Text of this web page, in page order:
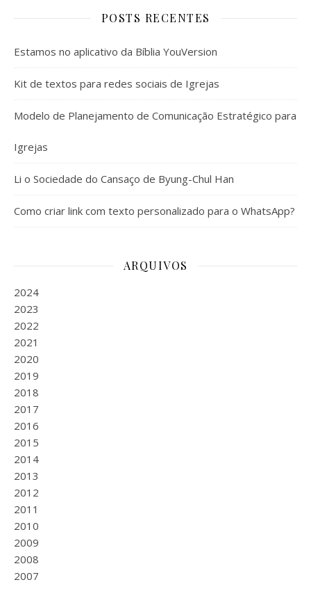
POSTS RECENTES
Estamos no aplicativo da Bíblia YouVersion
Kit de textos para redes sociais de Igrejas
Modelo de Planejamento de Comunicação Estratégico para
Igrejas
Li o Sociedade do Cansaço de Byung-Chul Han
Como criar link com texto personalizado para o WhatsApp?
ARQUIVOS
2024
2023
2022
2021
2020
2019
2018
2017
2016
2015
2014
2013
2012
2011
2010
2009
2008
2007